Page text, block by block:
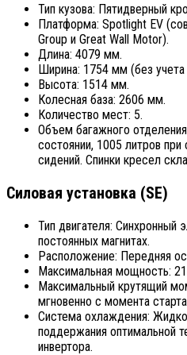
Тип кузова: Пятидверный
Платформа: Spotlight EV
Group и Great Wall Motor).
Длина: 4079 мм.
Ширина: 1754 мм (без учета
Высота: 1514 мм.
Колесная база: 2606 мм.
Количество мест: 5.
Объем багажного
состоянии, 1005 литров
сидений. Спинки кресел
Силовая установка (SE)
Тип двигателя: Синхронный
постоянных магнитах.
Расположение: Передняя
Максимальная мощность:
Максимальный крутящий
мгновенно с момента
Система охлаждения:
поддержания оптимальной
инвертора.